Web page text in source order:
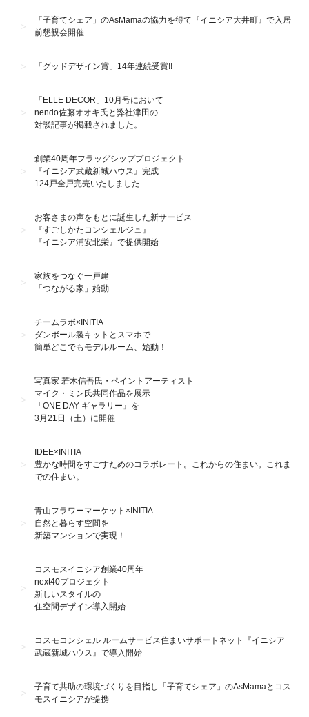
「子育てシェア」のAsMamaの協力を得て『イニシア大井町』で入居
前懇親会開催
「グッドデザイン賞」14年連続受賞!!
「ELLE DECOR」10月号において
nendo佐藤オオキ氏と弊社津田の
対談記事が掲載されました。
創業40周年フラッグシッププロジェクト
『イニシア武蔵新城ハウス』完成
124戸全戸完売いたしました
お客さまの声をもとに誕生した新サービス
『すごしかたコンシェルジュ』
『イニシア浦安北栄』で提供開始
家族をつなぐ一戸建
「つながる家」始動
チームラボ×INITIA
ダンボール製キットとスマホで
簡単どこでもモデルルーム、始動！
写真家 若木信吾氏・ペイントアーティスト
マイク・ミン氏共同作品を展示
「ONE DAY ギャラリー』を
3月21日（土）に開催
IDEE×INITIA
豊かな時間をすごすためのコラボレート。これからの住まい。これま
での住まい。
青山フラワーマーケット×INITIA
自然と暮らす空間を
新築マンションで実現！
コスモスイニシア創業40周年
next40プロジェクト
新しいスタイルの
住空間デザイン導入開始
コスモコンシェル ルームサービス住まいサポートネット『イニシア
武蔵新城ハウス』で導入開始
子育て共助の環境づくりを目指し「子育てシェア」のAsMamaとコス
モスイニシアが提携